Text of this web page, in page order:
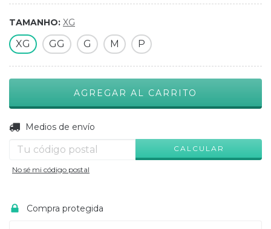
TAMANHO: XG
XG GG G M P
Entregas para el CP:
Medios de envío
CALCULAR
No sé mi código postal
Compra protegida